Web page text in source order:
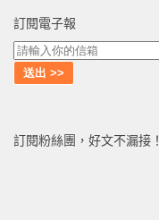
訂閱電子報
訂閱粉絲團，好文不漏接！